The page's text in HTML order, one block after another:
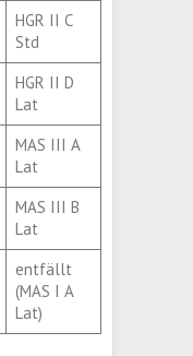
HGR II C
Std
HGR II D
Lat
MAS III A
Lat
MAS III B
Lat
entfällt
(MAS I A
Lat)